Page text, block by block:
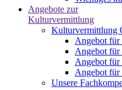
Angebote zur
Kulturvermittlung
Kulturvermittlung
Angebot für
Angebot für
Angebot für
Angebot für
Unsere